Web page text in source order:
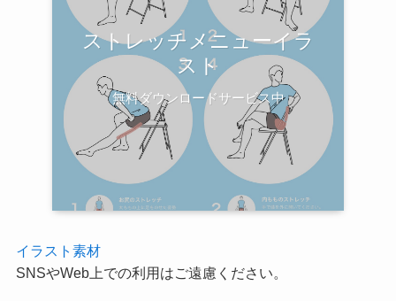
ストレッチメニューイラ
スト
無料ダウンロードサービス中
イラスト素材
SNSやWeb上での利用はご遠慮ください。